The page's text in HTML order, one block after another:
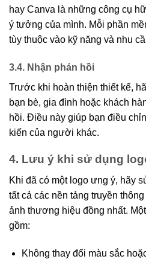
hay Canva là những công cụ
ý tưởng của mình. Mỗi phần
tùy thuộc vào kỹ năng và nhu
3.4. Nhận phản hồi
Trước khi hoàn thiện thiết kế,
bạn bè, gia đình hoặc khách
hồi. Điều này giúp bạn điều
kiến của người khác.
4. Lưu ý khi sử dụng
Khi đã có một logo ưng ý, hãy
tất cả các nền tảng truyền
ảnh thương hiệu đồng nhất.
gồm:
Không thay đổi màu sắc